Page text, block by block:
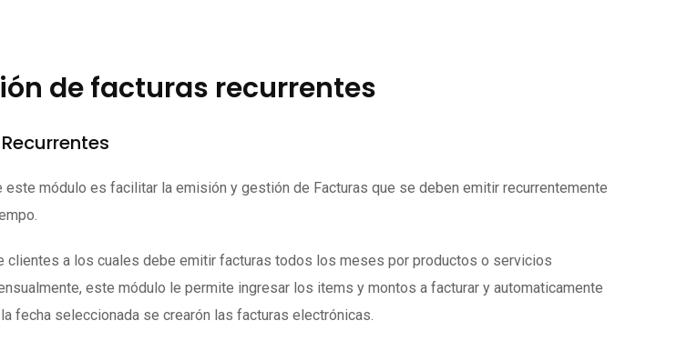
de facturas recurrentes
este módulo es facilitar la emisión y gestión de Facturas que se deben emitir recurrentemente
clientes a los cuales debe emitir facturas todos los meses por productos o servicios
este módulo le permite ingresar los items y montos a facturar y automaticamente
fecha seleccionada se crearón las facturas electrónicas.